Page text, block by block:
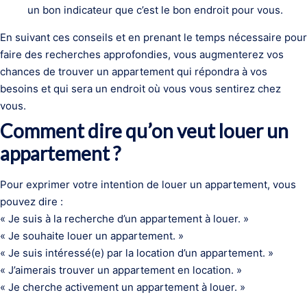
un bon indicateur que c’est le bon endroit pour vous.
En suivant ces conseils et en prenant le temps nécessaire pour
faire des recherches approfondies, vous augmenterez vos
chances de trouver un appartement qui répondra à vos
besoins et qui sera un endroit où vous vous sentirez chez
vous.
Comment dire qu’on veut louer un
appartement ?
Pour exprimer votre intention de louer un appartement, vous
pouvez dire :
« Je suis à la recherche d’un appartement à louer. »
« Je souhaite louer un appartement. »
« Je suis intéressé(e) par la location d’un appartement. »
« J’aimerais trouver un appartement en location. »
« Je cherche activement un appartement à louer. »